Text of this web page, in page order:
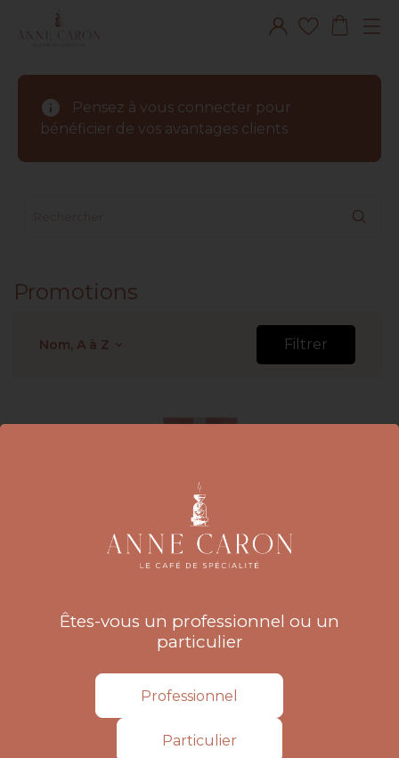
info
Pensez à vous connecter pour
bénéficier de vos avantages clients
Promotions
Nom, A à Z keyboard_arrow_down Filtrer
Droite Grain - Kg
Paquet de 1kg
Prix
27,90 € HT Prix
base
38,75 € HT
Êtes-vous un professionnel ou un
particulier
Professionnel
Particulier